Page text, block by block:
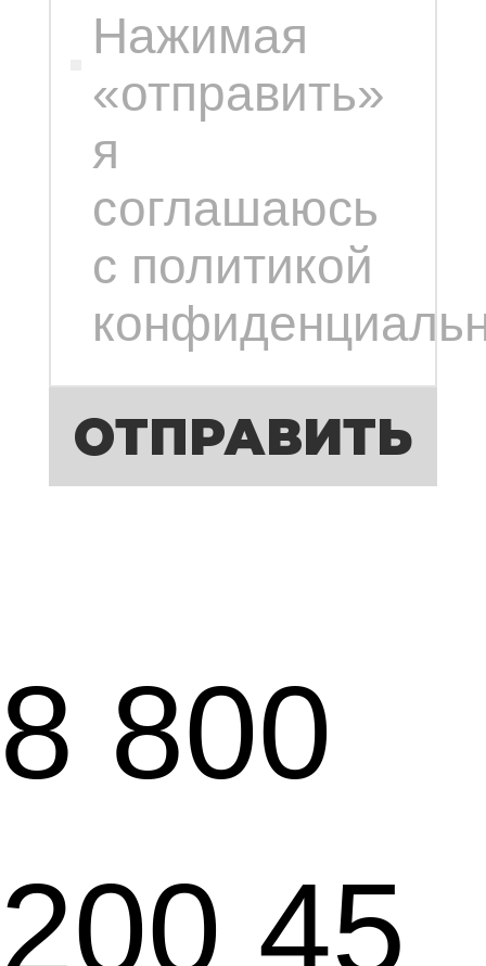
Нажимая
«отправить»
я
соглашаюсь
с политикой
ОТПРАВИТЬ
8 800
200 45